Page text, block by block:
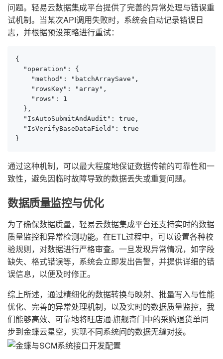
问题。轻易云数据集成平台提供了完善的异常处理与错误重
试机制。当某次API调用失败时，系统会自动记录错误日
志，并根据预设策略进行重试：
{
  "operation": {
    "method": "batchArraySave",
    "rowsKey": "array",
    "rows": 1
  },
  "IsAutoSubmitAndAudit": true,
  "IsVerifyBaseDataField": true
}
通过这种机制，可以最大程度地保证数据传输的可靠性和一
致性，避免因临时故障导致的数据丢失或重复问题。
数据质量监控与优化
为了确保数据质量，轻易云数据集成平台还支持实时的数据
质量监控和异常检测功能。在ETL过程中，可以设置各种校
验规则，对数据进行严格审查。一旦发现异常情况，如字段
缺失、格式错误等，系统会立即发出告警，并提供详细的错
误信息，以便及时修正。
综上所述，通过精细化的数据转换与映射、批量写入与性能
优化、完善的异常处理机制，以及实时的数据质量监控，我
们能够高效、可靠地将旺店通·旗舰奇门中的采购退货单同
步到金蝶云星空，实现不同系统间的数据无缝对接。